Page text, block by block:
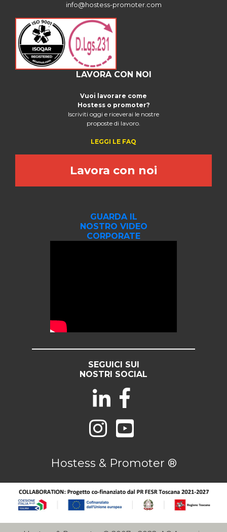
info@hostess-promoter.com
LAVORA CON NOI
Vuoi lavorare come
Hostess o promoter?
Iscriviti oggi e riceverai le nostre
proposte di lavoro.
LEGGI LE FAQ
Lavora con noi
GUARDA IL
NOSTRO VIDEO
CORPORATE
SEGUICI SUI
NOSTRI SOCIAL
Hostess & Promoter ®